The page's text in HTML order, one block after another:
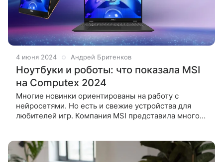
4 июня 2024 Андрей Бритенков
Ноутбуки и роботы: что показала MSI
на Computex 2024
Многие новинки ориентированы на работу с
нейросетями. Но есть и свежие устройства для
любителей игр. Компания MSI представила много